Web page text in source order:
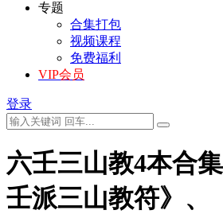
专题
合集打包
视频课程
免费福利
VIP会员
登录
六壬三山教4本合
壬派三山教符》、